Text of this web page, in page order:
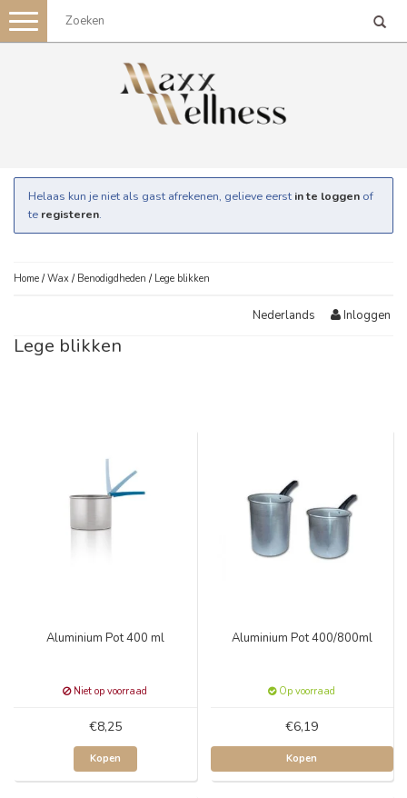
Toggle
navigation
Helaas kun je niet als gast afrekenen, gelieve eerst in te loggen of
te registeren.
Home /Wax / Benodigdheden / Lege blikken
Nederlands Inloggen
Lege blikken
Aluminium Pot 400 ml
Niet op voorraad
€8,25
Kopen
Aluminium Pot 400/800ml
Op voorraad
€6,19
Kopen